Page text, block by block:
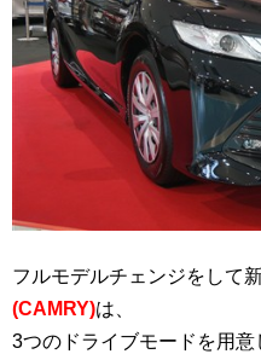
フルモデルチェンジをして
(CAMRY)は、
3つのドライブモードを用意